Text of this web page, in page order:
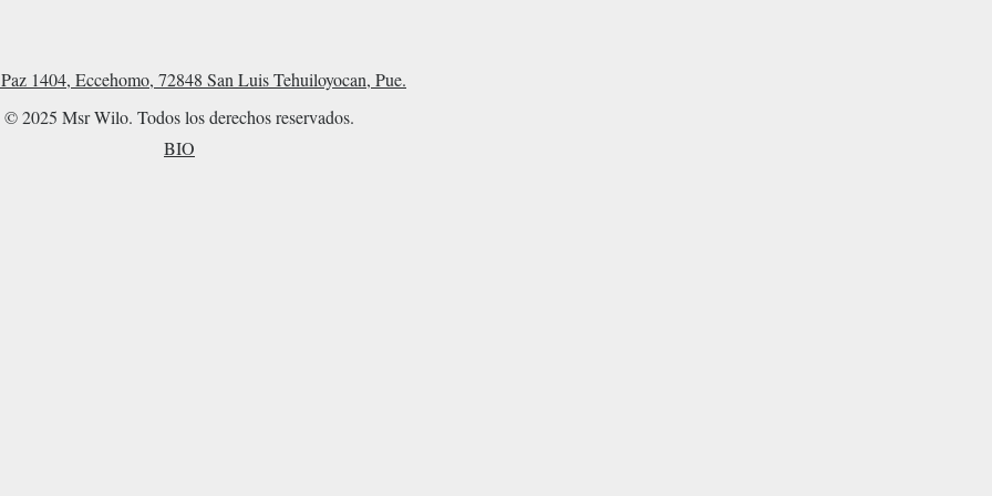
1404, Eccehomo, 72848 San Luis Tehuiloyocan, Pue.
© 2025 Msr Wilo. Todos los derechos reservados.
BIO